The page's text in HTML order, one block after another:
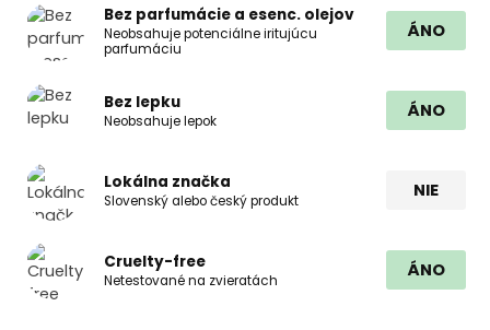
Bez parfumácie a esenc. olejov
Neobsahuje potenciálne iritujúcu
parfumáciu
ÁNO
Bez lepku
Neobsahuje lepok
ÁNO
Lokálna značka
Slovenský alebo český produkt
NIE
Cruelty-free
Netestované na zvieratách
ÁNO